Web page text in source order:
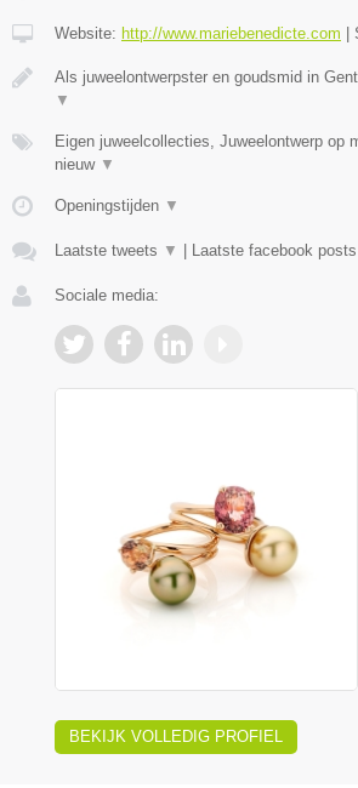
Website: http://www.mariebenedicte.com
Als juweelontwerpster en goudsmid in
▼
Eigen juweelcollecties, Juweelontwerp op
nieuw ▼
Openingstijden ▼
Laatste tweets ▼ Laatste facebook posts
Sociale media:
BEKIJK VOLLEDIG PROFIEL